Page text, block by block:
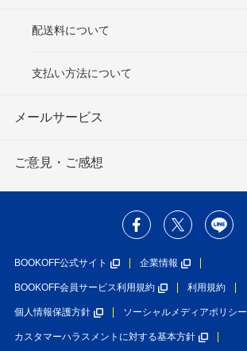
配送料について
支払い方法について
メールサービス
ご意見・ご感想
BOOKOFF公式サイト 企業情報
BOOKOFF会員サービス利用規約 利用規約
個人情報保護方針 ソーシャルメディアポリシー
カスタマーハラスメントに対する基本方針